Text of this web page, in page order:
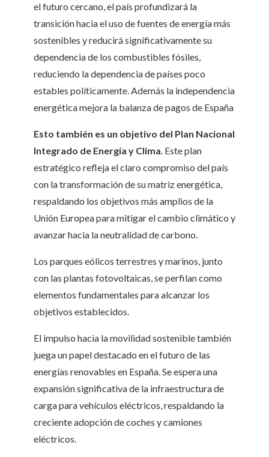
el futuro cercano, el país profundizará la
transición hacia el uso de fuentes de energía más
sostenibles y reducirá significativamente su
dependencia de los combustibles fósiles,
reduciendo la dependencia de países poco
estables políticamente. Además la independencia
energética mejora la balanza de pagos de España
Esto también es un objetivo del Plan Nacional
Integrado de Energía y Clima. Este plan
estratégico refleja el claro compromiso del país
con la transformación de su matriz energética,
respaldando los objetivos más amplios de la
Unión Europea para mitigar el cambio climático y
avanzar hacia la neutralidad de carbono.
Los parques eólicos terrestres y marinos, junto
con las plantas fotovoltaicas, se perfilan como
elementos fundamentales para alcanzar los
objetivos establecidos.
El impulso hacia la movilidad sostenible también
juega un papel destacado en el futuro de las
energías renovables en España. Se espera una
expansión significativa de la infraestructura de
carga para vehículos eléctricos, respaldando la
creciente adopción de coches y camiones
eléctricos.